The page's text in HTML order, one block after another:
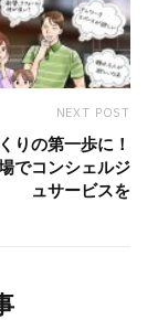
NEXT POST
りの第一歩に！
でコンシェルジ
ュサービスを